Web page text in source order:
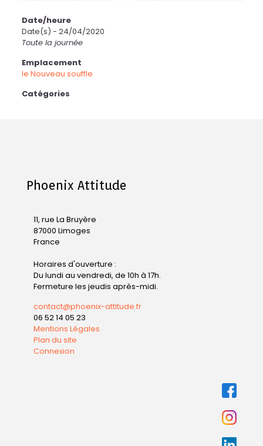
Date/heure
Date(s) - 24/04/2020
Toute la journée
Emplacement
le Nouveau souffle
Catégories
Phoenix Attitude
11, rue La Bruyère
87000 Limoges
France
Horaires d'ouverture :
Du lundi au vendredi, de 10h à 17h.
Fermeture les jeudis après-midi.
contact@phoenix-attitude.fr
06 52 14 05 23
Mentions Légales
Plan du site
Connexion